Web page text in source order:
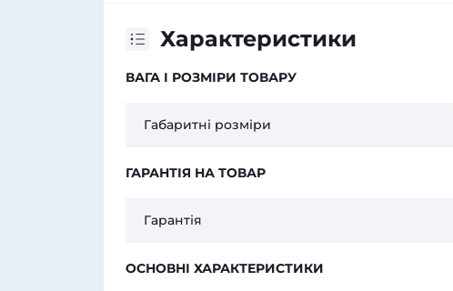
Характеристики
ВАГА І РОЗМІРИ ТОВАРУ
Габаритні розміри
ГАРАНТІЯ НА ТОВАР
Гарантія
ОСНОВНІ ХАРАКТЕРИСТИКИ